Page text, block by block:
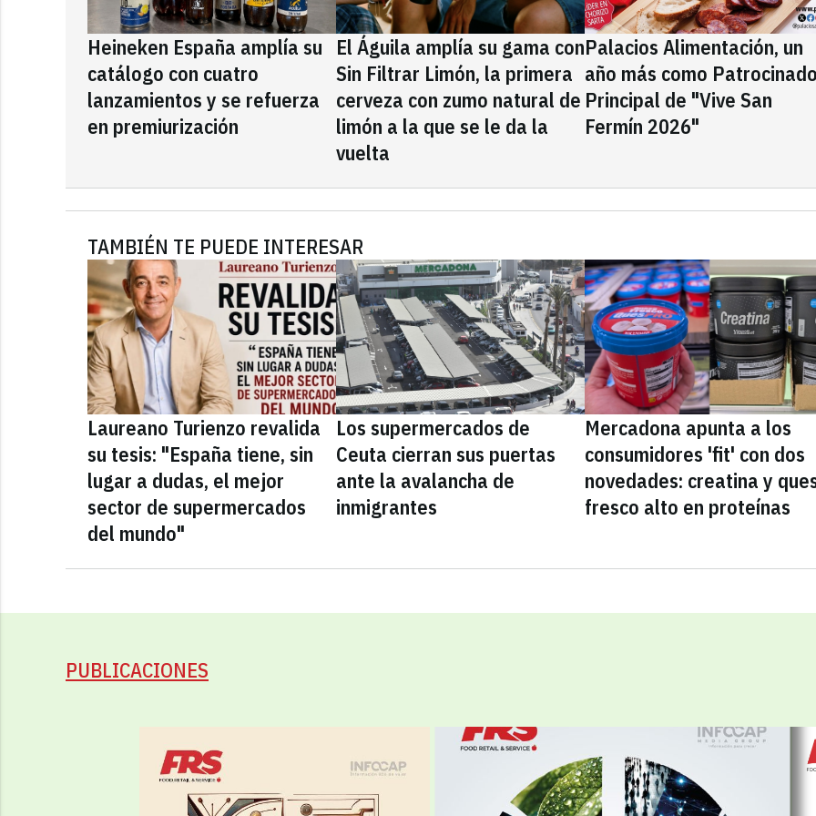
Heineken España amplía su
catálogo con cuatro
lanzamientos y se refuerza
en premiurización
El Águila amplía su gama con
Sin Filtrar Limón, la primera
cerveza con zumo natural de
limón a la que se le da la
vuelta
Palacios Alimentación, un
año más como
Principal de "Vive San
Fermín 2026"
TAMBIÉN TE PUEDE INTERESAR
Laureano Turienzo revalida
su tesis: "España tiene, sin
lugar a dudas, el mejor
sector de supermercados
del mundo"
Los supermercados de
Ceuta cierran sus puertas
ante la avalancha de
inmigrantes
Mercadona apunta a los
consumidores 'fit' con dos
novedades: creatina y
fresco alto en proteínas
PUBLICACIONES